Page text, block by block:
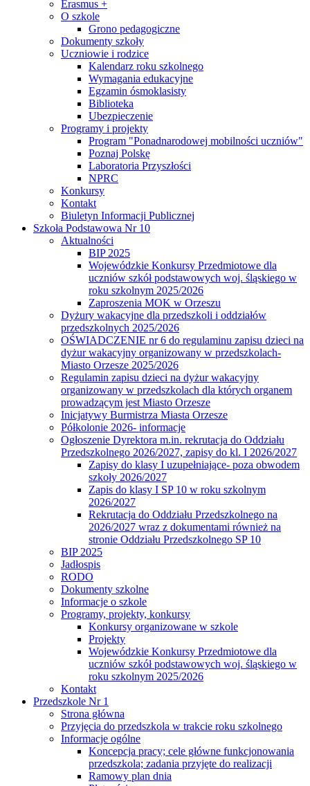
Erasmus +
O szkole
Grono pedagogiczne
Dokumenty szkoły
Uczniowie i rodzice
Kalendarz roku szkolnego
Wymagania edukacyjne
Egzamin ósmoklasisty
Biblioteka
Ubezpieczenie
Programy i projekty
Program "Ponadnarodowej mobilności uczniów"
Poznaj Polskę
Laboratoria Przyszłości
NPRC
Konkursy
Kontakt
Biuletyn Informacji Publicznej
Szkoła Podstawowa Nr 10
Aktualności
BIP 2025
Wojewódzkie Konkursy Przedmiotowe dla
uczniów szkół podstawowych woj. śląskiego w
roku szkolnym 2025/2026
Zaproszenia MOK w Orzeszu
Dyżury wakacyjne dla przedszkoli i oddziałów
przedszkolnych 2025/2026
OŚWIADCZENIE nr 6 do regulaminu zapisu dzieci na
dyżur wakacyjny organizowany w przedszkolach-
Miasto Orzesze 2025/2026
Regulamin zapisu dzieci na dyżur wakacyjny
organizowany w przedszkolach dla których organem
prowadzącym jest Miasto Orzesze
Inicjatywy Burmistrza Miasta Orzesze
Półkolonie 2026- informacje
Ogłoszenie Dyrektora m.in. rekrutacja do Oddziału
Przedszkolnego 2026/2027, zapisy do kl. I 2026/2027
Zapisy do klasy I uzupełniające- poza obwodem
szkoły 2026/2027
Zapis do klasy I SP 10 w roku szkolnym
2026/2027
Rekrutacja do Oddziału Przedszkolnego na
2026/2027 wraz z dokumentami również na
stronie Oddziału Przedszkolnego SP 10
BIP 2025
Jadłospis
RODO
Dokumenty szkolne
Informacje o szkole
Programy, projekty, konkursy
Konkursy organizowane w szkole
Projekty
Wojewódzkie Konkursy Przedmiotowe dla
uczniów szkół podstawowych woj. śląskiego w
roku szkolnym 2025/2026
Kontakt
Przedszkole Nr 1
Strona główna
Przyjęcia do przedszkola w trakcie roku szkolnego
Informacje ogólne
Koncepcja pracy; cele główne funkcjonowania
przedszkola; zadania przyjęte do realizacji
Ramowy plan dnia